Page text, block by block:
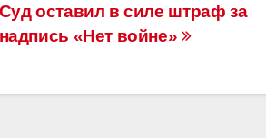
Суд оставил в силе штраф за
надпись «Нет войне»